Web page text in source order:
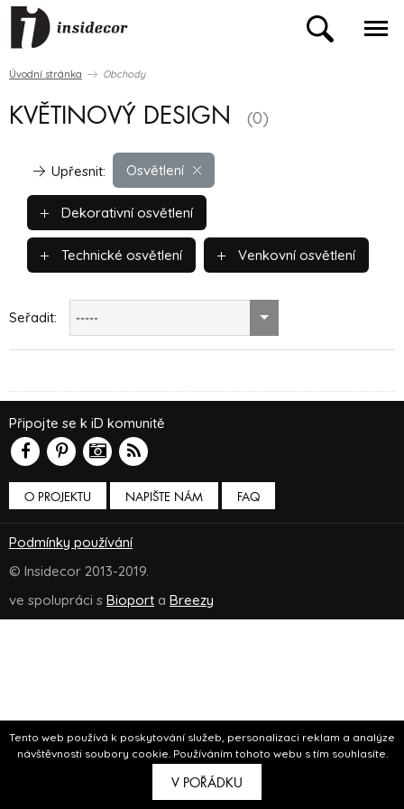
Tento web používá k poskytování služeb, personalizaci reklam a analýze
návštěvnosti soubory cookie. Používáním tohoto webu s tím souhlasíte.
V POŘÁDKU
Úvodní stránka Obchody
KVĚTINOVÝ DESIGN (0)
Osvětlení
Upřesnit:
Dekorativní osvětlení
Technické osvětlení Venkovní osvětlení
Seřadit: -----
O PROJEKTU NAPIŠTE NÁM
Připojte se k iD komunitě
FAQ
Podmínky používání
© Insidecor 2013-2019.
ve spolupráci s Bioport a Breezy